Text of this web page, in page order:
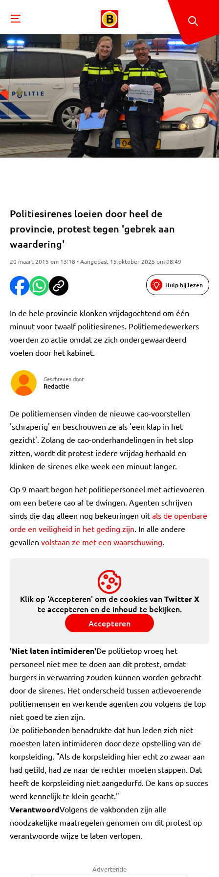
Politiesirenes loeien door heel de
provincie, protest tegen 'gebrek aan
waardering'
20 maart 2015 om 13:18 • Aangepast 15 oktober 2025 om 08:49
Hulp bij lezen
In de hele provincie klonken vrijdagochtend om één
minuut voor twaalf politiesirenes. Politiemedewerkers
voerden zo actie omdat ze zich ondergewaardeerd
voelen door het kabinet.
Geschreven door
Redactie
De politiemensen vinden de nieuwe cao-voorstellen
'schraperig' en beschouwen ze als 'een klap in het
gezicht'. Zolang de cao-onderhandelingen in het slop
zitten, wordt dit protest iedere vrijdag herhaald en
klinken de sirenes elke week een minuut langer.
Op 9 maart begon het politiepersoneel met actievoeren
om een betere cao af te dwingen. Agenten schrijven
sinds die dag alleen nog bekeuringen uit als de openbare
orde en veiligheid in het geding zijn. In alle andere
gevallen volstaan ze met een waarschuwing.
Klik op 'Accepteren' om de cookies vanTwitter X
te accepteren en de inhoud te bekijken.
Accepteren
'Niet laten intimideren'De politietop vroeg het
personeel niet mee te doen aan dit protest, omdat
burgers in verwarring zouden kunnen worden gebracht
door de sirenes. Het onderscheid tussen actievoerende
politiemensen en werkende agenten zou volgens de top
niet goed te zien zijn.
De politiebonden benadrukte dat hun leden zich niet
moesten laten intimideren door deze opstelling van de
korpsleiding. "Als de korpsleiding hier echt zo zwaar aan
had getild, had ze naar de rechter moeten stappen. Dat
heeft de korpsleiding niet aangedurfd. De kans op succes
werd kennelijk te klein geacht."
VerantwoordVolgens de vakbonden zijn alle
noodzakelijke maatregelen genomen om dit protest op
verantwoorde wijze te laten verlopen.
Advertentie